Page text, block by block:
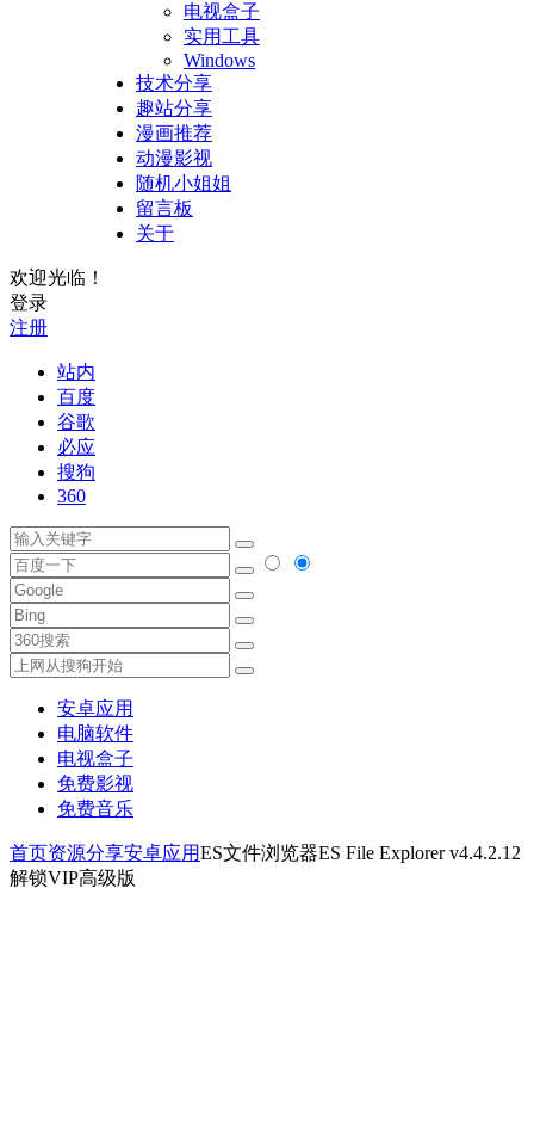
电视盒子
实用工具
Windows
技术分享
趣站分享
漫画推荐
动漫影视
随机小姐姐
留言板
关于
欢迎光临！
登录
注册
站内
百度
谷歌
必应
搜狗
360
安卓应用
电脑软件
电视盒子
免费影视
免费音乐
首页资源分享安卓应用ES文件浏览器ES File Explorer v4.4.2.12
解锁VIP高级版